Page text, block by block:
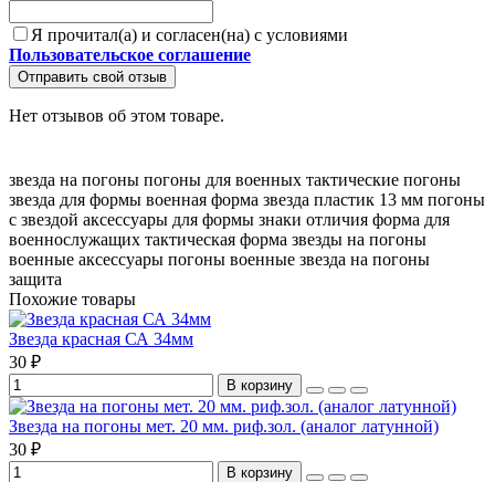
Я прочитал(а) и согласен(на) с условиями
Пользовательское соглашение
Отправить свой отзыв
Нет отзывов об этом товаре.
звезда на погоны погоны для военных тактические погоны
звезда для формы военная форма звезда пластик 13 мм погоны
с звездой аксессуары для формы знаки отличия форма для
военнослужащих тактическая форма звезды на погоны
военные аксессуары погоны военные звезда на погоны
защита
Похожие товары
Звезда красная СА 34мм
30 ₽
В корзину
Звезда на погоны мет. 20 мм. риф.зол. (аналог латунной)
30 ₽
В корзину